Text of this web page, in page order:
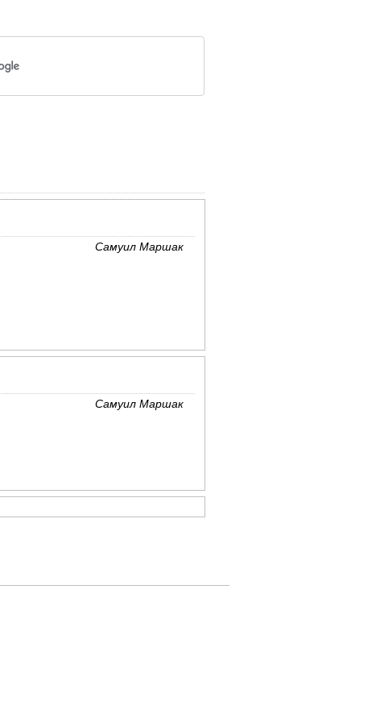
Самуил Маршак
Самуил Маршак